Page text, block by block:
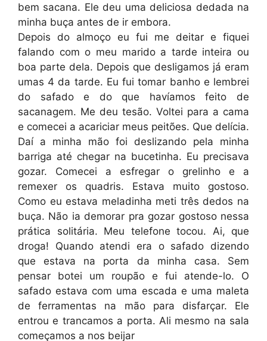
bem sacana. Ele deu uma deliciosa dedada na
minha buça antes de ir embora.
Depois do almoço eu fui me deitar e fiquei
falando com o meu marido a tarde inteira ou
boa parte dela. Depois que desligamos já eram
umas 4 da tarde. Eu fui tomar banho e lembrei
do safado e do que havíamos feito de
sacanagem. Me deu tesão. Voltei para a cama
e comecei a acariciar meus peitões. Que delícia.
Daí a minha mão foi deslizando pela minha
barriga até chegar na bucetinha. Eu precisava
gozar. Comecei a esfregar o grelinho e a
remexer os quadris. Estava muito gostoso.
Como eu estava meladinha meti três dedos na
buça. Não ia demorar pra gozar gostoso nessa
prática solitária. Meu telefone tocou. Ai, que
droga! Quando atendi era o safado dizendo
que estava na porta da minha casa. Sem
pensar botei um roupão e fui atende-lo. O
safado estava com uma escada e uma maleta
de ferramentas na mão para disfarçar. Ele
entrou e trancamos a porta. Ali mesmo na sala
começamos a nos beijar